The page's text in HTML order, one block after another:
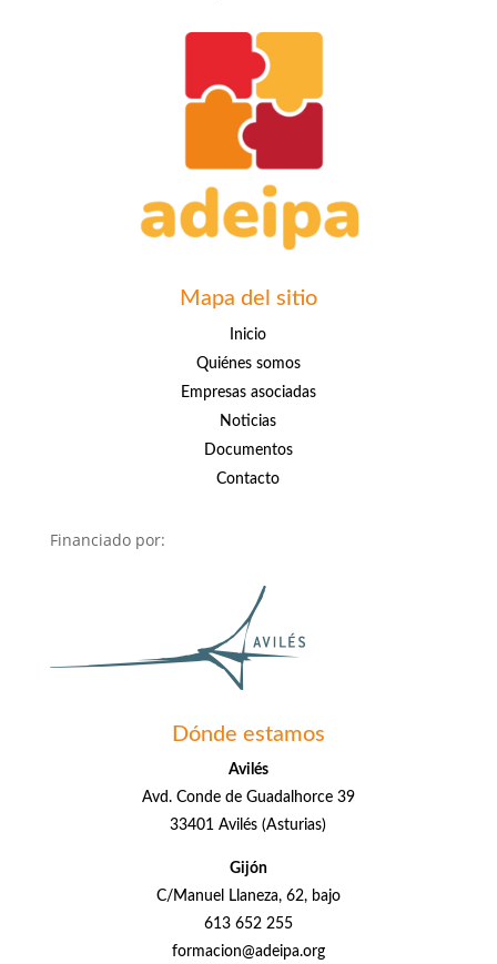
Mapa del sitio
Inicio
Quiénes somos
Empresas asociadas
Noticias
Documentos
Contacto
Financiado por:
Dónde estamos
Avilés
Avd. Conde de Guadalhorce 39
33401 Avilés (Asturias)
Gijón
C/Manuel Llaneza, 62, bajo
613 652 255
formacion@adeipa.org